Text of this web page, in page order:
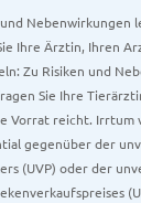
Nebenwirkungen
Ihre Ärztin, Ihren
Zu Risiken und
Sie Ihre
Vorrat reicht. Irrtum
gegenüber der
(UVP) oder der